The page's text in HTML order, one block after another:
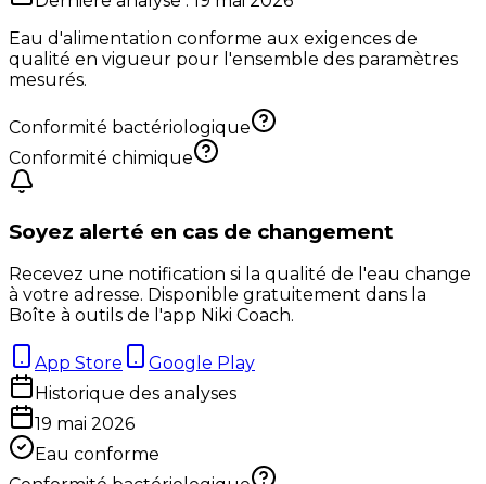
Eau d'alimentation conforme aux exigences de
qualité en vigueur pour l'ensemble des paramètres
mesurés.
Conformité bactériologique
Conformité chimique
Soyez alerté en cas de changement
Recevez une notification si la qualité de l'eau change
à votre adresse. Disponible gratuitement dans la
Boîte à outils de l'app Niki Coach.
App Store
Google Play
Historique des analyses
19 mai 2026
Eau conforme